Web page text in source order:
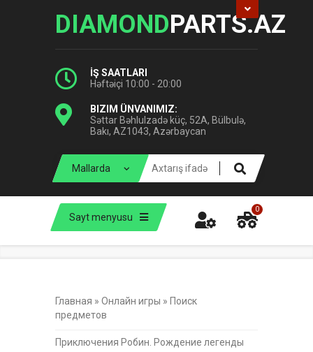
DIAMONDPARTS.AZ
İŞ SAATLARI
Həftəiçi 10:00 - 20:00
BIZIM ÜNVANIMIZ:
Səttar Bəhlulzadə küç, 52A, Bülbulə,
Bakı, AZ1043, Azərbaycan
Sayt menyusu
0
Главная » Онлайн игры » Поиск
предметов
Приключения Робин. Рождение легенды